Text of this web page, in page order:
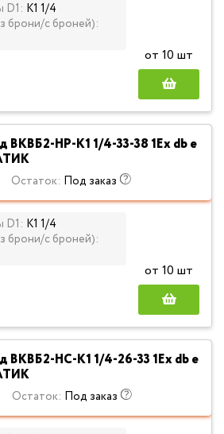
D1: К1 1/4
брони/с броней):
от 10 шт
ВКВБ2-НР-К1 1/4-33-38 1Ex db e
Остаток: Под заказ
D1: К1 1/4
брони/с броней):
от 10 шт
ВКВБ2-НС-К1 1/4-26-33 1Ex db e
Остаток: Под заказ